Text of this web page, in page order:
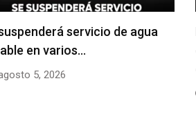
servicio de agua
en varios…
5, 2026